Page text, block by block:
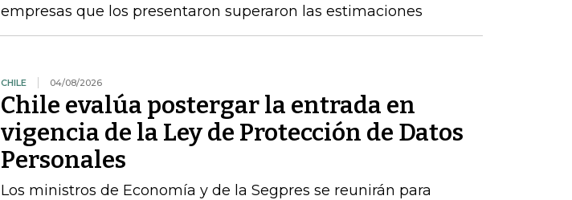
empresas que los presentaron superaron las estimaciones
CHILE 04/08/2026
Chile evalúa postergar la entrada en
vigencia de la Ley de Protección de Datos
Personales
Los ministros de Economía y de la Segpres se reunirán para